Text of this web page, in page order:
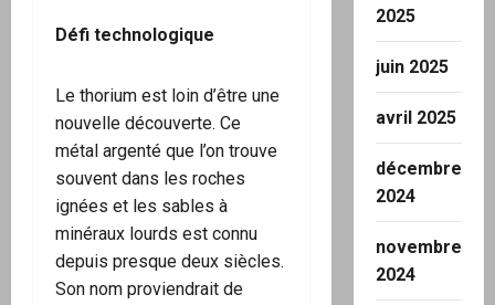
Défi technologique
Le thorium est loin d’être une
nouvelle découverte. Ce
métal argenté que l’on trouve
souvent dans les roches
ignées et les sables à
minéraux lourds est connu
depuis presque deux siècles.
Son nom proviendrait de
2025
juin 2025
avril 2025
décembre
2024
novembre
2024